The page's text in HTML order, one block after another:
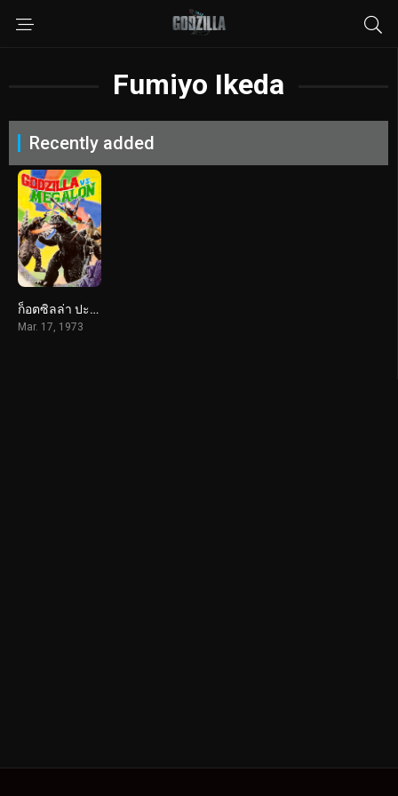
Fumiyo Ikeda
Recently added
ก็อตซิลล่า ปะทะ สัตว์ประหลาดใต้พิภพ (1973) Godzilla vs. Megalon
Mar. 17, 1973